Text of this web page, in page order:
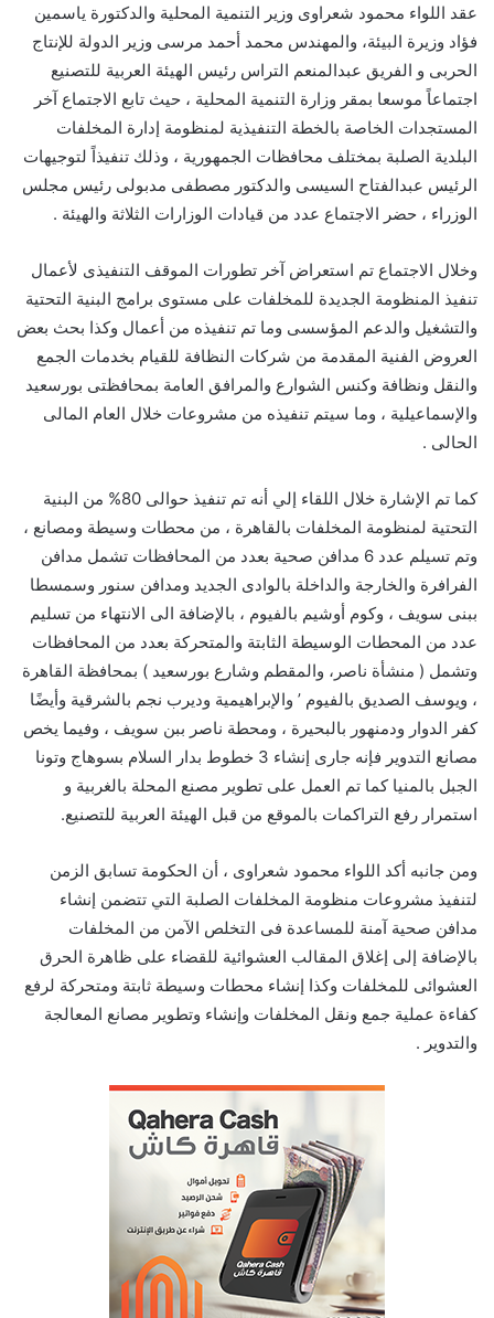
عقد اللواء محمود شعراوى وزير التنمية المحلية والدكتورة ياسمين
فؤاد وزيرة البيئة، والمهندس محمد أحمد مرسى وزير الدولة للإنتاج
الحربى و الفريق عبدالمنعم التراس رئيس الهيئة العربية للتصنيع
اجتماعاً موسعا بمقر وزارة التنمية المحلية ، حيث تابع الاجتماع آخر
المستجدات الخاصة بالخطة التنفيذية لمنظومة إدارة المخلفات
البلدية الصلبة بمختلف محافظات الجمهورية ، وذلك تنفيذاً لتوجيهات
الرئيس عبدالفتاح السيسى والدكتور مصطفى مدبولى رئيس مجلس
الوزراء ، حضر الاجتماع عدد من قيادات الوزارات الثلاثة والهيئة .
وخلال الاجتماع تم استعراض آخر تطورات الموقف التنفيذى لأعمال
تنفيذ المنظومة الجديدة للمخلفات على مستوى برامج البنية التحتية
والتشغيل والدعم المؤسسى وما تم تنفيذه من أعمال وكذا بحث بعض
العروض الفنية المقدمة من شركات النظافة للقيام بخدمات الجمع
والنقل ونظافة وكنس الشوارع والمرافق العامة بمحافظتى بورسعيد
والإسماعيلية ، وما سيتم تنفيذه من مشروعات خلال العام المالى
الحالى .
كما تم الإشارة خلال اللقاء إلي أنه تم تنفيذ حوالى 80% من البنية
التحتية لمنظومة المخلفات بالقاهرة ، من محطات وسيطة ومصانع ،
وتم تسيلم عدد 6 مدافن صحية بعدد من المحافظات تشمل مدافن
الفرافرة والخارجة والداخلة بالوادى الجديد ومدافن سنور وسمسطا
ببنى سويف ، وكوم أوشيم بالفيوم ، بالإضافة الى الانتهاء من تسليم
عدد من المحطات الوسيطة الثابتة والمتحركة بعدد من المحافظات
وتشمل ( منشأة ناصر، والمقطم وشارع بورسعيد ) بمحافظة القاهرة
، ويوسف الصديق بالفيوم ’ والإبراهيمية وديرب نجم بالشرقية وأيضًا
كفر الدوار ودمنهور بالبحيرة ، ومحطة ناصر ببن سويف ، وفيما يخص
مصانع التدوير فإنه جارى إنشاء 3 خطوط بدار السلام بسوهاج وتونا
الجبل بالمنيا كما تم العمل على تطوير مصنع المحلة بالغربية و
استمرار رفع التراكمات بالموقع من قبل الهيئة العربية للتصنيع.
ومن جانبه أكد اللواء محمود شعراوى ، أن الحكومة تسابق الزمن
لتنفيذ مشروعات منظومة المخلفات الصلبة التي تتضمن إنشاء
مدافن صحية آمنة للمساعدة فى التخلص الآمن من المخلفات
بالإضافة إلى إغلاق المقالب العشوائية للقضاء على ظاهرة الحرق
العشوائى للمخلفات وكذا إنشاء محطات وسيطة ثابتة ومتحركة لرفع
كفاءة عملية جمع ونقل المخلفات وإنشاء وتطوير مصانع المعالجة
والتدوير .